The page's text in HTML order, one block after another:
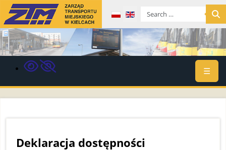
Select your language
☰
Deklaracja dostępności